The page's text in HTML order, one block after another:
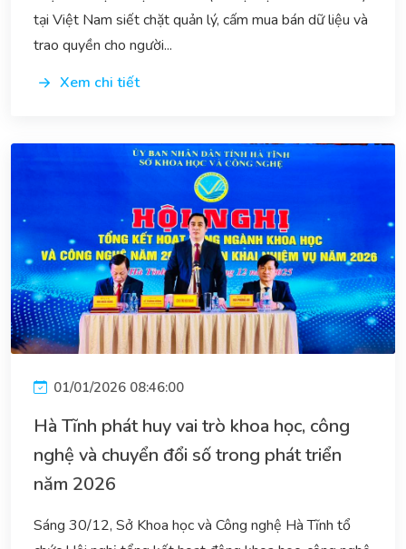
tại Việt Nam siết chặt quản lý, cấm mua bán dữ liệu và
trao quyền cho người...
Xem chi tiết
01/01/2026 08:46:00
Hà Tĩnh phát huy vai trò khoa học, công
nghệ và chuyển đổi số trong phát triển
năm 2026
Sáng 30/12, Sở Khoa học và Công nghệ Hà Tĩnh tổ